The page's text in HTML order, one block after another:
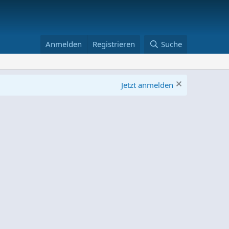
Anmelden Registrieren Suche
Jetzt anmelden